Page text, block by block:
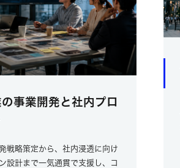
事業開発と社内プロ
戦略策定から、社内浸透に向け
設計まで一気通貫で支援し、コ